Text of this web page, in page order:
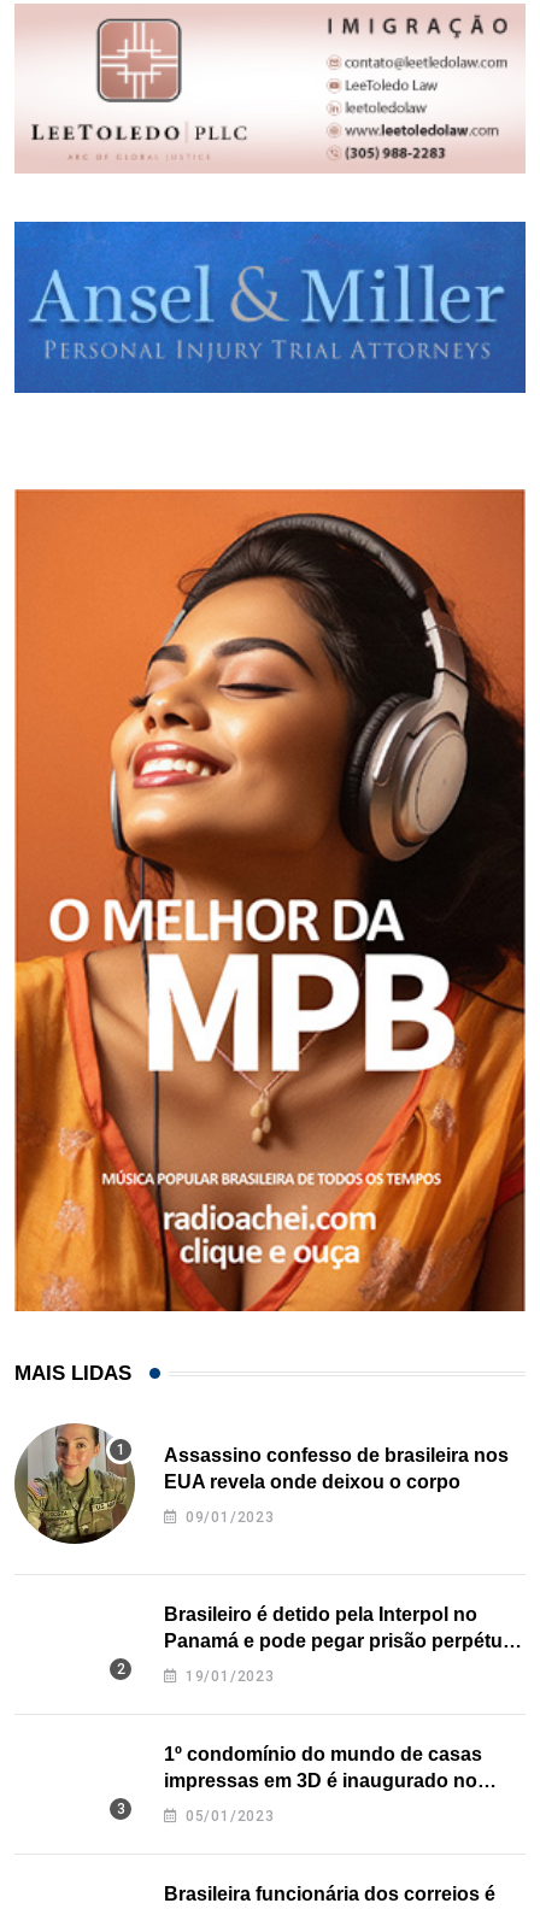
MAIS LIDAS
Assassino confesso de brasileira nos
EUA revela onde deixou o corpo
09/01/2023
Brasileiro é detido pela Interpol no
Panamá e pode pegar prisão perpétua
nos EUA
19/01/2023
1º condomínio do mundo de casas
impressas em 3D é inaugurado no
Texas
05/01/2023
Brasileira funcionária dos correios é